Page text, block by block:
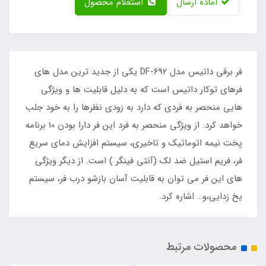
فر برقی داتیس مدل DF-692 یکی از جدید ترین مدل های
فرهای توکار داتیس است که به دلیل قابلیت ها و ویژگی
هایی منحصر به فردی که دارد به زودی نظرها را به خود جلب
خواهد کرد. از ویژگی منحصر به فرد این فر دارا بودن 10 برنامه
پخت نیمه اتوماتیک و تاخیری، سیستم افزایش دمای سریع
فر، فریم استیل ضد لک (آنتی فینگر ) است. از دیگر ویژگی
های این فر می توان به قابلیت آسان بازشو درب فر، سیستم
یخ زدایی،و… اشاره کرد.
محصولات مرتبط